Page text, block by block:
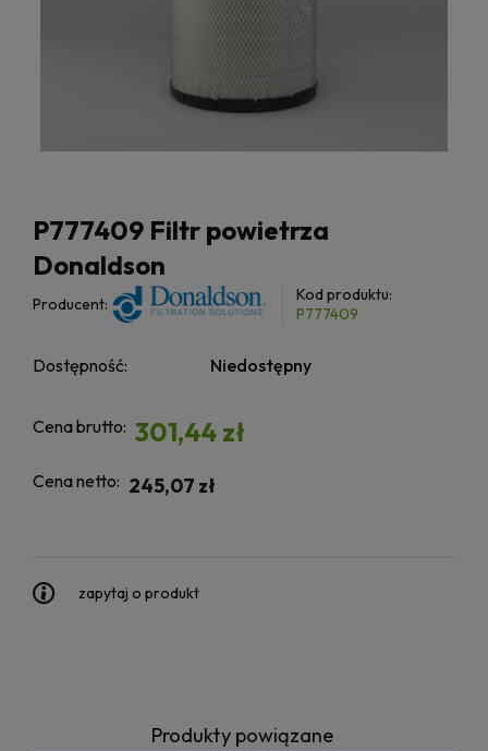
P777409 Filtr powietrza
Donaldson
Producent:
Kod produktu:
P777409
Dostępność: Niedostępny
Cena brutto: 301,44 zł
Cena netto: 245,07 zł
zapytaj o produkt
Produkty powiązane